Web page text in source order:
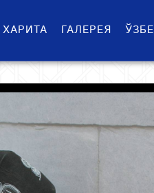
ХАРИТА ГАЛЕРЕЯ